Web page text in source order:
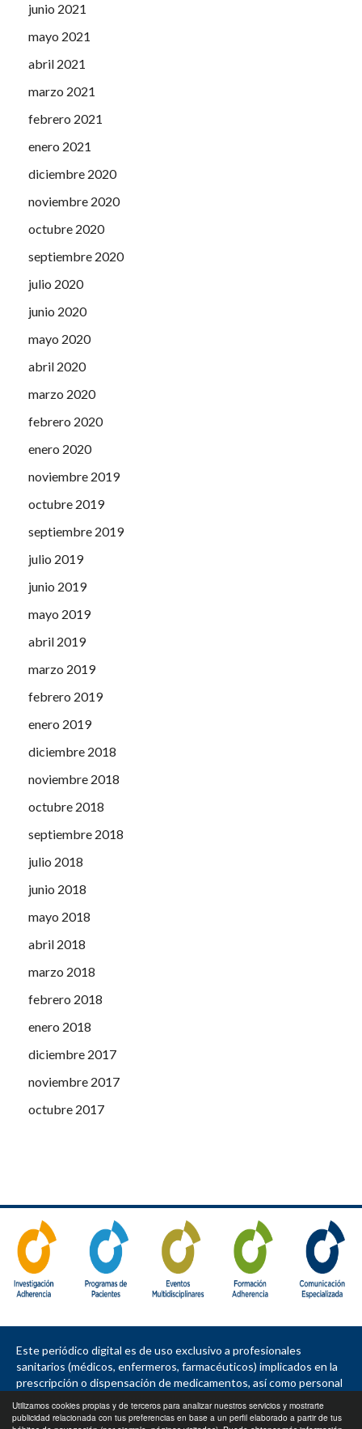
Utilizamos cookies propias y de terceros para analizar nuestros servicios y mostrarte
publicidad relacionada con tus preferencias en base a un perfil elaborado a partir de tus
junio 2021
mayo 2021
abril 2021
marzo 2021
febrero 2021
enero 2021
diciembre 2020
noviembre 2020
octubre 2020
septiembre 2020
julio 2020
junio 2020
mayo 2020
abril 2020
marzo 2020
febrero 2020
enero 2020
noviembre 2019
octubre 2019
septiembre 2019
julio 2019
junio 2019
mayo 2019
abril 2019
marzo 2019
febrero 2019
enero 2019
diciembre 2018
noviembre 2018
octubre 2018
septiembre 2018
julio 2018
junio 2018
mayo 2018
abril 2018
marzo 2018
febrero 2018
enero 2018
diciembre 2017
noviembre 2017
octubre 2017
Este periódico digital es de uso exclusivo a profesionales
sanitarios (médicos, enfermeros, farmacéuticos) implicados en la
prescripción o dispensación de medicamentos, así como personal
pacientes, sociedades e instituciones.